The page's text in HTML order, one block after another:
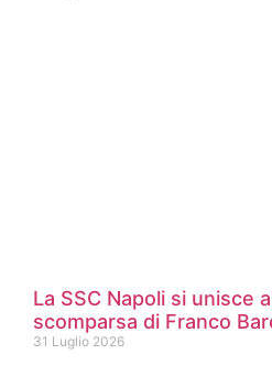
La SSC Napoli si unisce
scomparsa di Franco
31 Luglio 2026